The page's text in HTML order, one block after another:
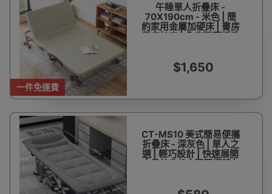
一件免運費
午睡單人折疊床 -
70X190cm - 米色 | 簡
約家用金屬加硬床 | 書房
飯店加床 | 免安裝可拆洗
$1,650
CT-MS10 美式簡易便攜
折疊床 - 深灰色 | 單人之
選 | 輕巧設計 | 快速展開
| 易於收納 | 堅固框架 |